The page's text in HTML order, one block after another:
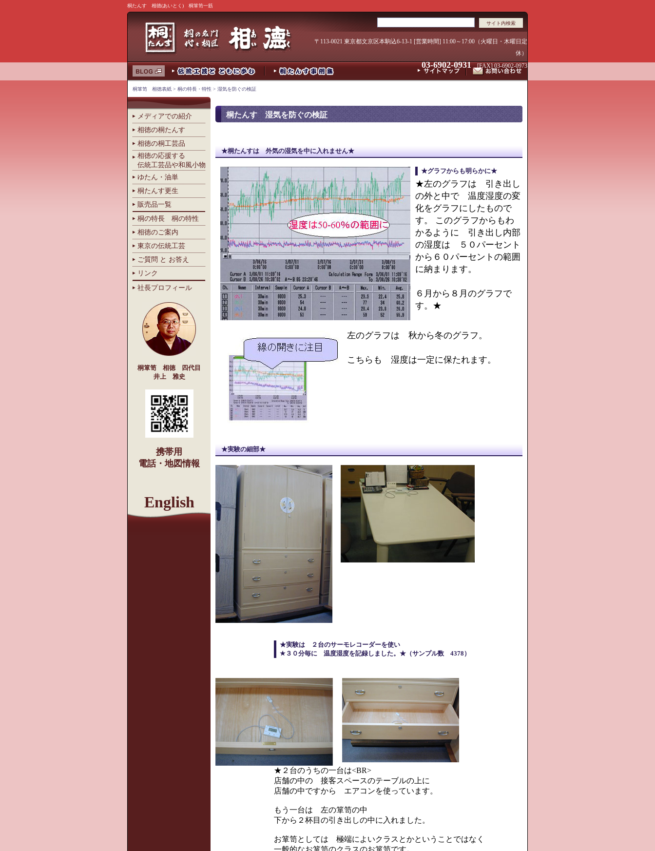
桐たんす 相徳(あいとく) 桐箪笥一筋
〒113-0021 東京都文京区本駒込6-13-1 [営業時間] 11:00～17:00（火曜日・木曜日定
休）
03-6902-0931[FAX] 03-6902-0973
桐箪笥 相徳表紙 > 桐の特長・特性 > 湿気を防ぐの検証
メディアでの紹介
相徳の桐たんす
相徳の桐工芸品
相徳の応援する
伝統工芸品や和風小物
ゆたん・油単
桐たんす更生
販売品一覧
桐の特長 桐の特性
相徳のご案内
東京の伝統工芸
ご質問 と お答え
リンク
社長プロフィール
桐箪笥 相徳 四代目
井上 雅史
携帯用
電話・地図情報
English
桐たんす 湿気を防ぐの検証
★桐たんすは 外気の湿気を中に入れません★
★グラフからも明らかに★
★左のグラフは 引き出し
の外と中で 温度湿度の変
化をグラフにしたもので
す。 このグラフからもわ
かるように 引き出し内部
の湿度は ５０パーセント
から６０パーセントの範囲
に納まります。
６月から８月のグラフで
す。★
左のグラフは 秋から冬のグラフ。
こちらも 湿度は一定に保たれます。
★実験の細部★
★実験は ２台のサーモレコーダーを使い
★３０分毎に 温度湿度を記録しました。★（サンプル数 4378）
★２台のうちの一台は<BR>
店舗の中の 接客スペースのテーブルの上に
店舗の中ですから エアコンを使っています。
もう一台は 左の箪笥の中
下から２杯目の引き出しの中に入れました。
お箪笥としては 極端によいクラスとかということではなく
一般的なお箪笥のクラスのお箪笥です。